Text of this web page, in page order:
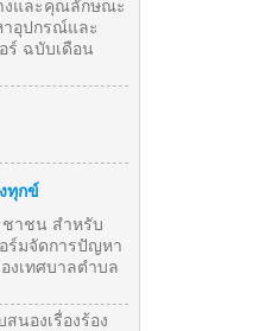
งและคุณลักษณะ
อุปกรณ์และ
ร์ ฉบับเดือน
ทุกข์
าชน สำหรับ
ร์มจัดการปัญหา
งเทศบาลตำบล
นองเรื่องร้อง